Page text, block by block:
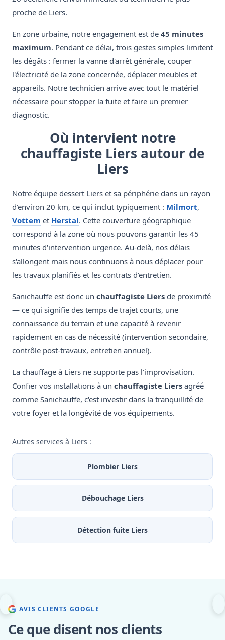
proche de Liers.
En zone urbaine, notre engagement est de 45 minutes
maximum. Pendant ce délai, trois gestes simples limitent
les dégâts : fermer la vanne d'arrêt générale, couper
l'électricité de la zone concernée, déplacer meubles et
appareils. Notre technicien arrive avec tout le matériel
nécessaire pour stopper la fuite et faire un premier
diagnostic.
Où intervient notre
chauffagiste Liers autour de
Liers
Notre équipe dessert Liers et sa périphérie dans un rayon
d'environ 20 km, ce qui inclut typiquement : Milmort,
Vottem et Herstal. Cette couverture géographique
correspond à la zone où nous pouvons garantir les 45
minutes d'intervention urgence. Au-delà, nos délais
s'allongent mais nous continuons à nous déplacer pour
les travaux planifiés et les contrats d'entretien.
Sanichauffe est donc un chauffagiste Liers de proximité
— ce qui signifie des temps de trajet courts, une
connaissance du terrain et une capacité à revenir
rapidement en cas de nécessité (intervention secondaire,
contrôle post-travaux, entretien annuel).
La chauffage à Liers ne supporte pas l'improvisation.
Confier vos installations à un chauffagiste Liers agréé
comme Sanichauffe, c'est investir dans la tranquillité de
votre foyer et la longévité de vos équipements.
Autres services à Liers :
Plombier Liers
Débouchage Liers
Détection fuite Liers
AVIS CLIENTS GOOGLE
Ce que disent nos clients